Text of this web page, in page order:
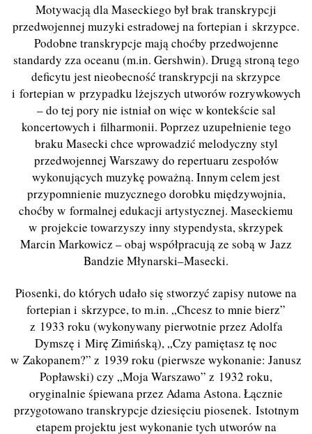
Motywacją dla Maseckiego był brak transkrypcji
przedwojennej muzyki estradowej na fortepian i skrzypce.
Podobne transkrypcje mają choćby przedwojenne
standardy zza oceanu (m.in. Gershwin). Drugą stroną tego
deficytu jest nieobecność transkrypcji na skrzypce
i fortepian w przypadku lżejszych utworów rozrywkowych
– do tej pory nie istniałon więc wkontekście sal
koncertowych i filharmonii. Poprzez uzupełnienie tego
braku Masecki chce wprowadzić melodyczny styl
przedwojennej Warszawy do repertuaru zespołów
wykonujących muzykę poważną. Innym celem jest
przypomnienie muzycznego dorobku międzywojnia,
choćby w formalnej edukacji artystycznej. Maseckiemu
w projekcie towarzyszy inny stypendysta, skrzypek
Marcin Markowicz – obaj współpracują ze sobą w Jazz
Bandzie Młynarski–Masecki.
Piosenki, do których udało się stworzyć zapisy nutowe na
fortepian i skrzypce, to m.in. „Chcesz to mnie bierz”
z 1933 roku (wykonywany pierwotnie przez Adolfa
Dymszę i Mirę Zimińską), „Czy pamiętasz tę noc
w Zakopanem?” z 1939 roku (pierwsze wykonanie: Janusz
Popławski) czy „Moja Warszawo” z 1932 roku,
oryginalnie śpiewana przez Adama Astona. Łącznie
przygotowano transkrypcje dziesięciu piosenek. Istotnym
etapem projektu jest wykonanie tych utworów na